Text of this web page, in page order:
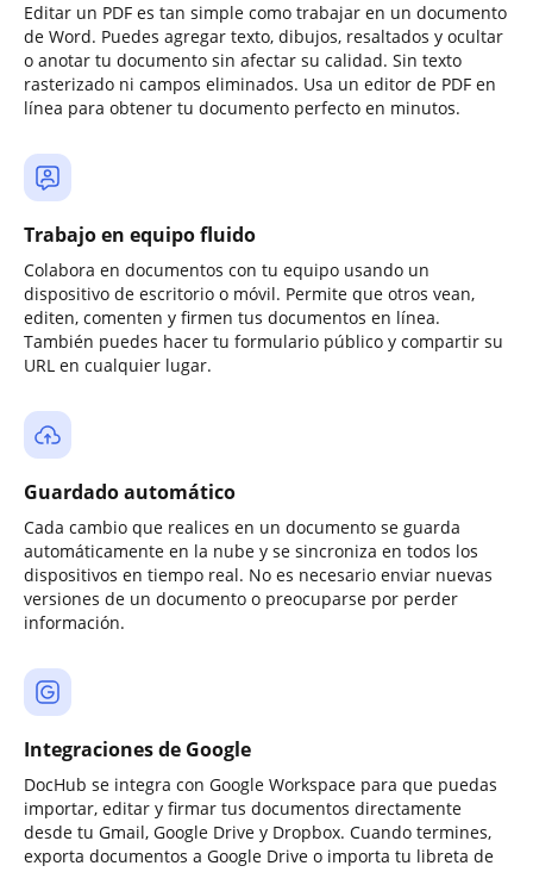
Editar un PDF es tan simple como trabajar en un documento
de Word. Puedes agregar texto, dibujos, resaltados y ocultar
o anotar tu documento sin afectar su calidad. Sin texto
rasterizado ni campos eliminados. Usa un editor de PDF en
línea para obtener tu documento perfecto en minutos.
Trabajo en equipo fluido
Colabora en documentos con tu equipo usando un
dispositivo de escritorio o móvil. Permite que otros vean,
editen, comenten y firmen tus documentos en línea.
También puedes hacer tu formulario público y compartir su
URL en cualquier lugar.
Guardado automático
Cada cambio que realices en un documento se guarda
automáticamente en la nube y se sincroniza en todos los
dispositivos en tiempo real. No es necesario enviar nuevas
versiones de un documento o preocuparse por perder
información.
Integraciones de Google
DocHub se integra con Google Workspace para que puedas
importar, editar y firmar tus documentos directamente
desde tu Gmail, Google Drive y Dropbox. Cuando termines,
exporta documentos a Google Drive o importa tu libreta de